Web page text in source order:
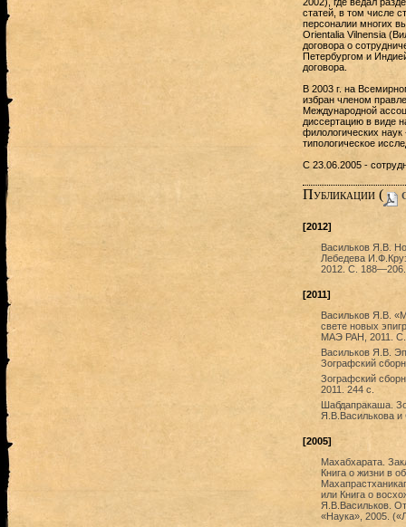
статей, в том числе
персоналии многих
Orientalia Vilnensia
договора о
Петербургом и
договора.
В 2003 г. на
избран членом
Международной
диссертацию в виде
филологических наук
типологическое
C 23.06.2005 -
Публикации (
[2012]
Васильков Я.В.
Лебедева
2012. С. 188—206.
[2011]
Васильков Я.В.
свете новых
МАЭ РАН, 2011.
Васильков Я.В.
Зографский
Зографский
2011. 244 с.
Шабдапракаша.
Я.В.Василькова
[2005]
Махабхарата.
Книга о жизни в
или Книга о
Я.В.Васильков.
«Наука», 2005.